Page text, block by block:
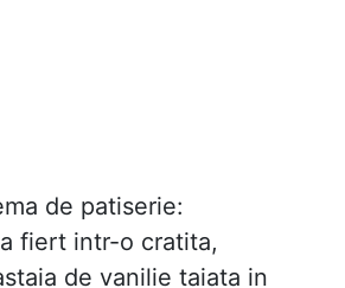
de patiserie:
fiert intr-o cratita,
de vanilie taiata in